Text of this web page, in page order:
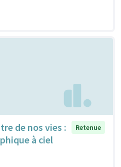
de nos vies :
à ciel
Retenue